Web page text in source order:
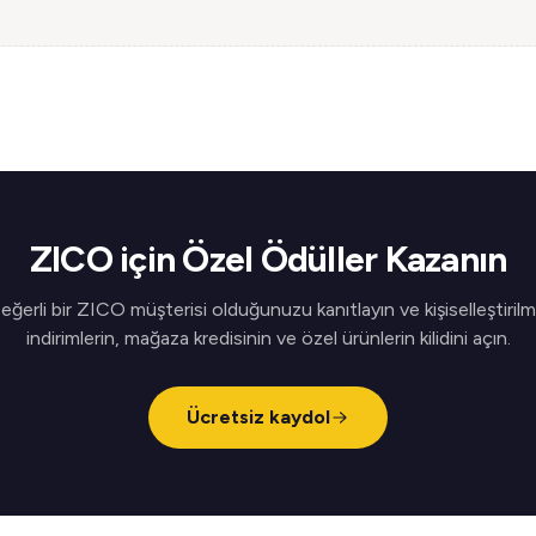
ZICO için Özel Ödüller Kazanın
bir ZICO müşterisi olduğunuzu kanıtlayın ve
indirimlerin, mağaza kredisinin ve özel ürünlerin kilidini açın.
Ücretsiz kaydol